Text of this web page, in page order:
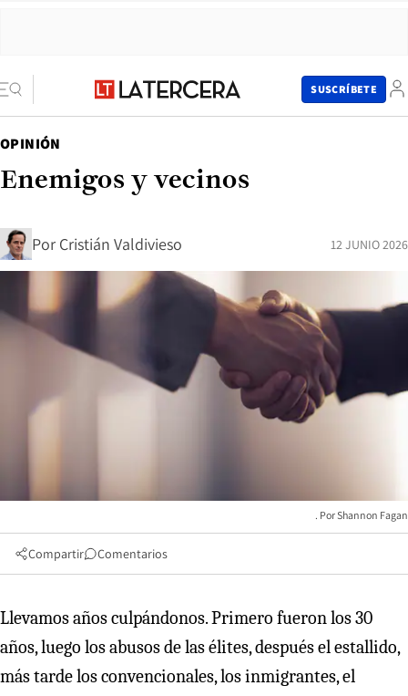
SUSCRÍBETE
OPINIÓN
Enemigos y vecinos
Por Cristián Valdivieso 12 JUNIO 2026
Shannon Fagan
Compartir Comentarios
Llevamos años culpándonos. Primero fueron los 30
años, luego los abusos de las élites, después el estallido,
más tarde los convencionales, los inmigrantes, el